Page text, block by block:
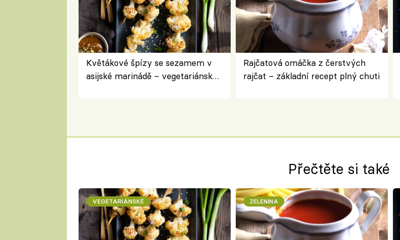
Květákové špízy se sezamem v
asijské marinádě – vegetariánská
Rajčatová omáčka z čerstvých
rajčat – základní recept plný chuti
Přečtěte si také
VEGETARIÁNSKÉ ZELENINA